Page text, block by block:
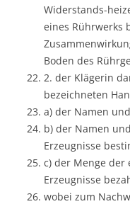
Widerstands-
eines Rührwerks
Boden des
2. der Klägerin
bezeichneten
a) der Namen
b) der Namen
Erzeugnisse
c) der Menge der
Erzeugnisse
wobei zum